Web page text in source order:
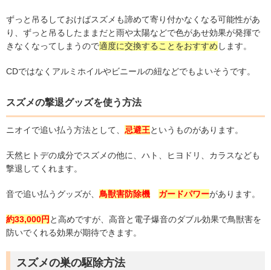
ずっと吊るしておけばスズメも諦めて寄り付かなくなる可能性があ
り、ずっと吊るしたままだと雨や太陽などで色があせ効果が発揮で
きなくなってしまうので適度に交換することをおすすめ します。
CDではなくアルミホイルやビニールの紐などでもよいそうです。
スズメの撃退グッズを使う方法
ニオイで追い払う方法として、 忌避王というものがあります。
天然ヒトデの成分でスズメの他に、ハト、ヒヨドリ、カラスなども
撃退してくれます。
音で追い払うグッズが、 鳥獣害防除機 ガードパワーがあります。
約33,000円 と高めですが、高音と電子爆音のダブル効果で鳥獣害を
防いでくれる効果が期待できます。
スズメの巣の駆除方法